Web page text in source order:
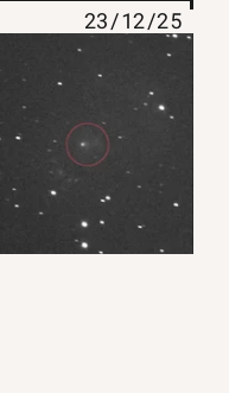
23/12/25